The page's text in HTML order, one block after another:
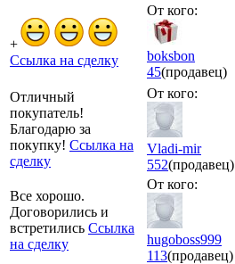
+
Ссылка на сделку
От кого:
boksbon
45(продавец)
Отличный
покупатель!
Благодарю за
покупку! Ссылка на
сделку
От кого:
Vladi-mir
552(продавец)
Все хорошо.
Договорились и
встретились Ссылка
на сделку
От кого:
hugoboss999
113(продавец)